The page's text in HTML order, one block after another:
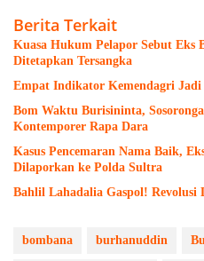
Berita Terkait
Kuasa Hukum Pelapor Sebut Eks
Ditetapkan Tersangka
Empat Indikator Kemendagri
Bom Waktu Burisininta,
Kontemporer Rapa Dara
Kasus Pencemaran Nama Baik,
Dilaporkan ke Polda Sultra
Bahlil Lahadalia Gaspol! Revolusi
bombana burhanuddin